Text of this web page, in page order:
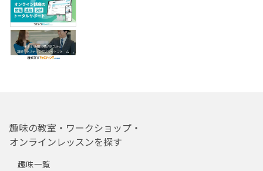
趣味の教室・ワークショップ・
オンラインレッスンを探す
趣味一覧